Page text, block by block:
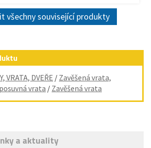
všechny související produkty
VRATA, DVEŘE / Zavěšená vrata,
vrata / Zavěšená vrata
a aktuality